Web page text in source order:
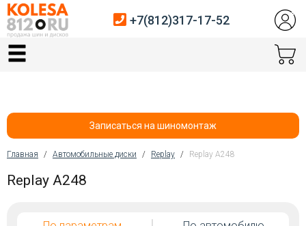
Главная
Автосервис
Датчики давления
+7(812)317-17-52
Записаться на шиномонтаж
Вы здесь
Главная / Автомобильные диски / Replay / Replay A248
Replay A248